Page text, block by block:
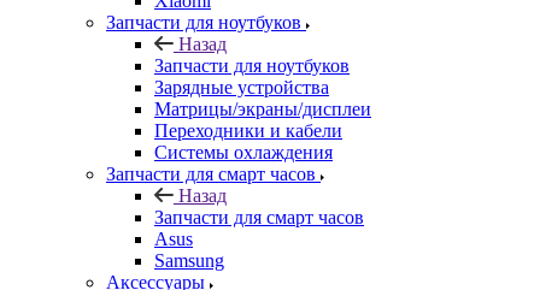
Запчасти для ноутбуков
Назад
Запчасти для ноутбуков
Зарядные устройства
Матрицы/экраны/дисплеи
Переходники и кабели
Системы охлаждения
Запчасти для смарт часов
Назад
Запчасти для смарт часов
Asus
Samsung
Аксессуары